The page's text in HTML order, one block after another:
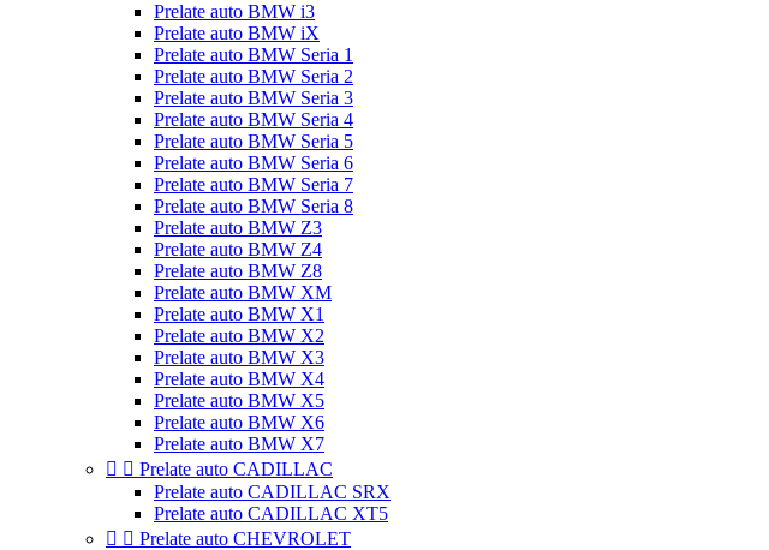
Prelate auto BMW i3
Prelate auto BMW iX
Prelate auto BMW Seria 1
Prelate auto BMW Seria 2
Prelate auto BMW Seria 3
Prelate auto BMW Seria 4
Prelate auto BMW Seria 5
Prelate auto BMW Seria 6
Prelate auto BMW Seria 7
Prelate auto BMW Seria 8
Prelate auto BMW Z3
Prelate auto BMW Z4
Prelate auto BMW Z8
Prelate auto BMW XM
Prelate auto BMW X1
Prelate auto BMW X2
Prelate auto BMW X3
Prelate auto BMW X4
Prelate auto BMW X5
Prelate auto BMW X6
Prelate auto BMW X7
  Prelate auto CADILLAC
Prelate auto CADILLAC SRX
Prelate auto CADILLAC XT5
  Prelate auto CHEVROLET